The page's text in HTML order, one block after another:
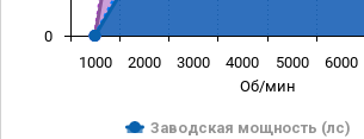
Об/мин
Заводская мощность (лс)
1000 2000 3000 4000 5000 6000
0